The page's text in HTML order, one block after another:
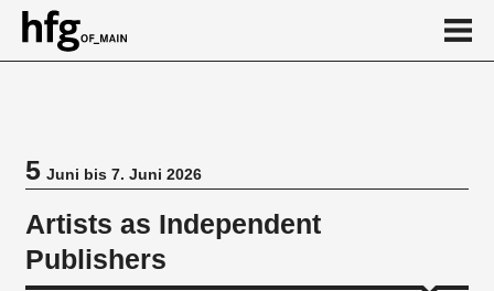
5Juni bis 7. Juni 2026
Artists as Independent
Publishers